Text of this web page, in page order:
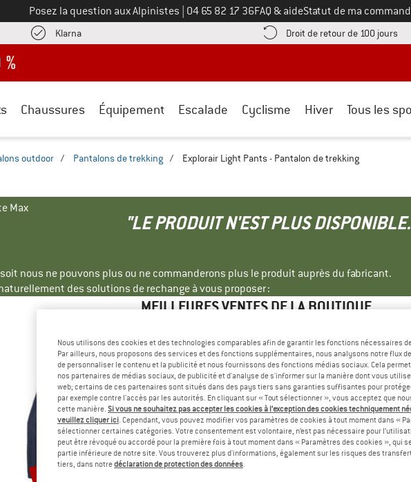
Posez la question aux Alpinistes Appelez-nous au
04 65 82 17 36FAQ & aideStatut de ma
KlarnaTrouve les informations de paiement ici ! Ouvre une boîte d'information
Droit de retour de 100 jours
Chaussures Équipement Escalade Cyclisme Hiver Tous les
outdoor / Pantalons de trekking / Explorair Light Pants - Pantalon de trekking
Max
"LE PRODUIT N'EST PLUS
nous ne pouvons plus ou ne commanderons plus le produit auprès du fabricant.
des solutions de rechange à vous proposer :
MEILLEURES VENTES DE LA BOUTIQUE
Remise
Jusqu'à -35 % Remise
Jusqu'à -25 % Jusqu'à
Nous utilisons des cookies et des technologies comparables afin de garantir les fonctions nécessaires
Par ailleurs, nous proposons des services et des fonctions supplémentaires, nous analysons notre flux
de personnaliser le contenu et la publicité et nous fournissons des fonctions médias sociaux. Cela
nos partenaires de médias sociaux, de publicité et d'analyse de s'informer sur la manière dont vous
web; certains de ces partenaires sont situés dans des pays tiers sans garanties suffisantes pour
par exemple contre l'accès par les autorités. En cliquant sur « Tout sélectionner », vous acceptez que
cette manière. Si vous ne souhaitez pas accepter les cookies à l’exception des cookies techniquement
veuillez cliquer ici. Cependant, vous pouvez modifier vos paramètres de cookies à tout moment dans «
sélectionner certaines catégories. Votre consentement est volontaire, n’est pas nécessaire pour
peut être révoqué ou accordé pour la première fois à tout moment dans « Paramètres des cookies », qui
partie inférieure de notre site. Vous trouverez plus d'informations, également sur les risques des
tiers, dans notredéclaration de protection des données.